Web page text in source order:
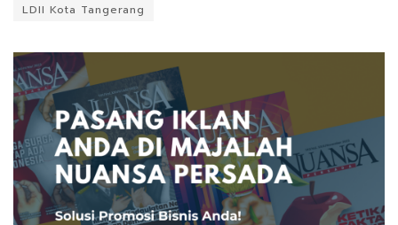
LDII Kota Tangerang